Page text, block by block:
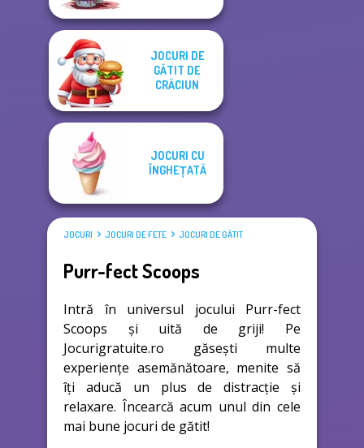
JOCURI DE
GĂTIT DE
CRĂCIUN
JOCURI CU
ÎNGHEȚATĂ
JOCURI JOCURI DE FETE JOCURI DE GĂTIT
Purr-fect Scoops
Intră în universul jocului Purr-fect
Scoops și uită de griji! Pe
Jocurigratuite.ro găsești multe
experiențe asemănătoare, menite să
îți aducă un plus de distracție și
relaxare. Încearcă acum unul din cele
mai bune jocuri de gătit!